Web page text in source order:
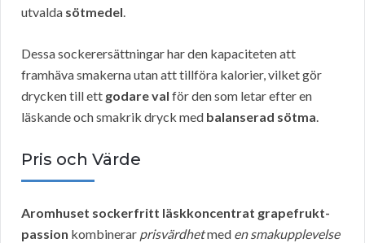
utvalda sötmedel.
Dessa sockerersättningar har den kapaciteten att
framhäva smakerna utan att tillföra kalorier, vilket gör
drycken till ett godare val för den som letar efter en
läskande och smakrik dryck med balanserad sötma.
Pris och Värde
Aromhuset sockerfritt läskkoncentrat grapefrukt-
passion kombinerar prisvärdhetmed en smakupplevelse